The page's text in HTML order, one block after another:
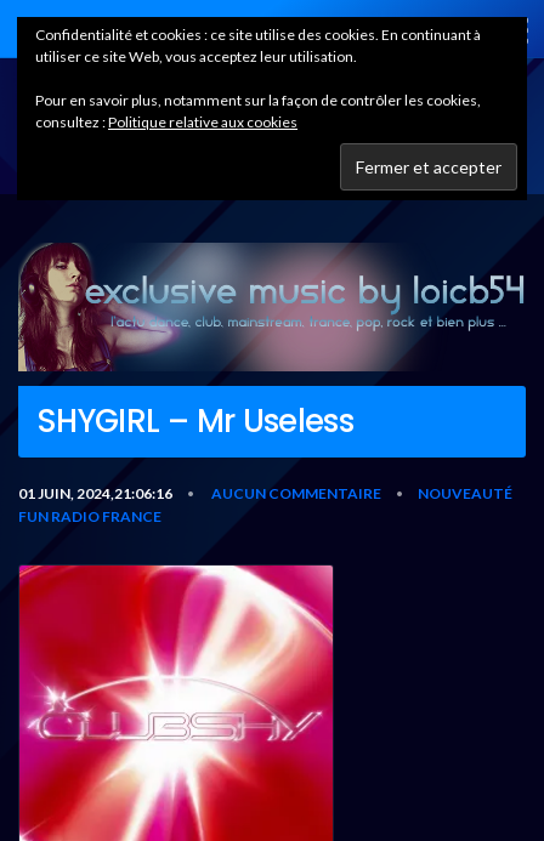
Home
SHYGIRL – Mr Useless
01 JUIN, 2024,21:06:16 • AUCUN COMMENTAIRE •
NOUVEAUTÉ
FUN RADIO FRANCE
Confidentialité et cookies : ce site utilise des cookies. En continuant à
utiliser ce site Web, vous acceptez leur utilisation.
Pour en savoir plus, notamment sur la façon de contrôler les cookies,
consultez :Politique relative aux cookies